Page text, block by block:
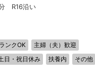
R16沿い
ンクOK
主婦（夫）歓迎
日・祝日休み 扶養内
その他